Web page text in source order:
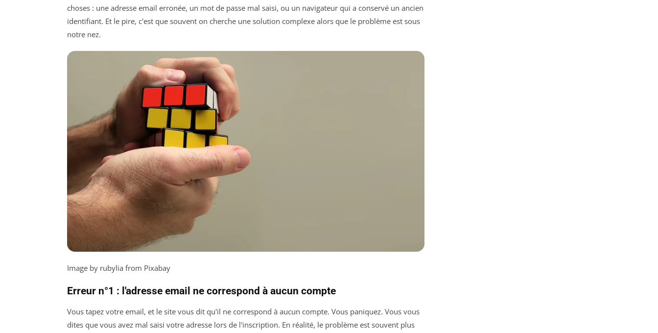
choses : une adresse email erronée, un mot de passe mal saisi, ou un navigateur qui a conservé un ancien
identifiant. Et le pire, c'est que souvent on cherche une solution complexe alors que le problème est sous
notre nez.
Image by rubylia from Pixabay
Erreur n°1 : l'adresse email ne correspond à aucun compte
Vous tapez votre email, et le site vous dit qu'il ne correspond à aucun compte. Vous paniquez. Vous vous
dites que vous avez mal saisi votre adresse lors de l'inscription. En réalité, le problème est souvent plus